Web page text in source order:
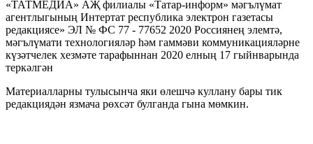
«ТАТМЕДИА» АҖ филиалы «Татар-информ» мәгълүмат
агентлыгының Интертат республика электрон газетасы
редакциясе» ЭЛ № ФС 77 - 77652 2020 Россиянең элемтә,
мәгълүмати технологияләр һәм гаммәви коммуникацияләрне
күзәтчелек хезмәте тарафыннан 2020 елның 17 гыйнварында
теркәлгән
Материалларны тулысынча яки өлешчә куллану бары тик
редакциядән язмача рөхсәт булганда гына мөмкин.